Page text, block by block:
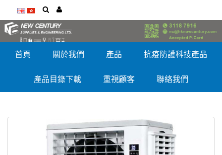
首頁 關於我們 產品 抗疫防護科技產品
產品目錄下載 重視顧客 聯絡我們